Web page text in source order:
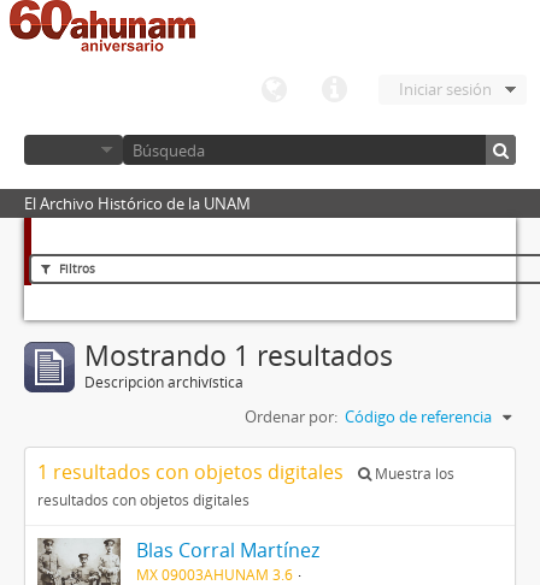
Iniciar sesión
El Archivo Histórico de la UNAM
Filtros
Mostrando 1 resultados
Descripción archivística
Ordenar por: Código de referencia
1 resultados con objetos digitales
Muestra los
resultados con objetos digitales
Blas Corral Martínez
MX 09003AHUNAM 3.6